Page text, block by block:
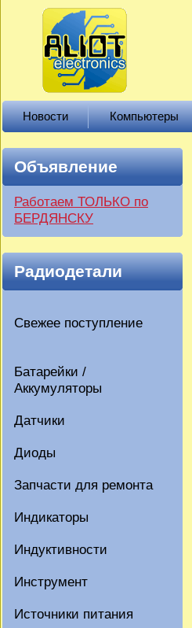
Новости Компьютеры
Объявление
Работаем ТОЛЬКО по
БЕРДЯНСКУ
Радиодетали
Свежее поступление
Батарейки /
Аккумуляторы
Датчики
Диоды
Запчасти для ремонта
Индикаторы
Индуктивности
Инструмент
Источники питания